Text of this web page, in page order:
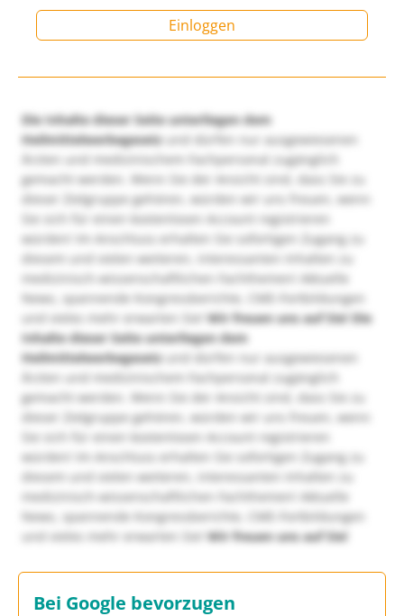
Einloggen
Die Inhalte dieser Seite unterliegen dem
Heilmittelwerbegesetzund dürfen nur ausgewiesenen
Ärzten und medizinischem Fachpersonal zugänglich
gemacht werden. Wenn Sie der Ansicht sind, dass Sie zu
dieser Zielgruppe gehören, würden wir uns freuen, wenn
Sie sich für einen kostenlosen Account registrieren
würden! Im Anschluss erhalten Sie sofortigen Zugang zu
diesem und vielen weiteren, interessanten Inhalten zu
medizinisch-wissenschaftlichen Fachthemen! Aktuelle
News, spannende Kongressberichte, CME-Fortbildungen
und vieles mehr erwarten Sie!Wir freuen uns auf Sie! Die
Inhalte dieser Seite unterliegen dem
Heilmittelwerbegesetzund dürfen nur ausgewiesenen
Ärzten und medizinischem Fachpersonal zugänglich
gemacht werden. Wenn Sie der Ansicht sind, dass Sie zu
dieser Zielgruppe gehören, würden wir uns freuen, wenn
Sie sich für einen kostenlosen Account registrieren
würden! Im Anschluss erhalten Sie sofortigen Zugang zu
diesem und vielen weiteren, interessanten Inhalten zu
medizinisch-wissenschaftlichen Fachthemen! Aktuelle
News, spannende Kongressberichte, CME-Fortbildungen
und vieles mehr erwarten Sie!Wir freuen uns auf Sie!
Bei Google bevorzugen